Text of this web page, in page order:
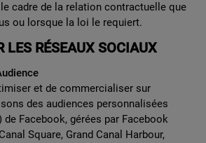
cadre de la relation contractuelle que
ou lorsque la loi le requiert.
LES RÉSEAUX SOCIAUX
et de commercialiser sur
des audiences personnalisées
Facebook, gérées par Facebook
Square, Grand Canal Harbour,